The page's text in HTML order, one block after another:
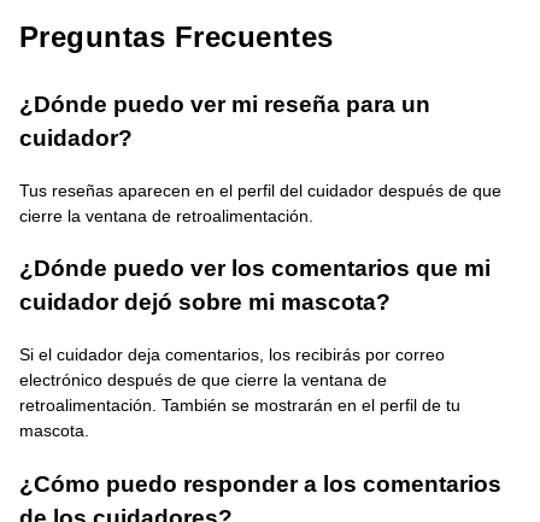
Preguntas Frecuentes
¿Dónde puedo ver mi reseña para un
cuidador?
Tus reseñas aparecen en el perfil del cuidador después de que
cierre la ventana de retroalimentación.
¿Dónde puedo ver los comentarios que mi
cuidador dejó sobre mi mascota?
Si el cuidador deja comentarios, los recibirás por correo
electrónico después de que cierre la ventana de
retroalimentación. También se mostrarán en el perfil de tu
mascota.
¿Cómo puedo responder a los comentarios